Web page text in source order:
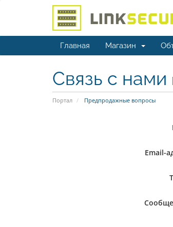
Главная Магазин
Связь с нами
Портал Предпродажные вопросы
Email-